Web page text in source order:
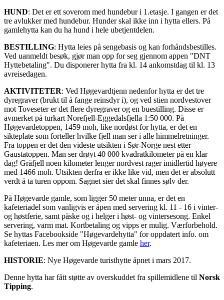
HUND: Det er ett soverom med hundebur i 1.etasje. I gangen er det
tre avlukker med hundebur. Hunder skal ikke inn i hytta ellers. På
gamlehytta kan du ha hund i hele ubetjentdelen.
BESTILLING: Hytta leies på sengebasis og kan forhåndsbestilles.
Ved uanmeldt besøk, gjør man opp for seg gjennom appen "DNT
Hyttebetaling". Du disponerer hytta fra kl. 14 ankomstdag til kl. 13
avreisedagen.
AKTIVITETER: Ved Høgevardtjenn nedenfor hytta er det tre
dyregraver (brukt til å fange reinsdyr i), og ved stien nordvestover
mot Toveseter er det flere dyregraver og en buestilling. Disse er
avmerket på turkart Norefjell-Eggedalsfjella 1:50 000. På
Høgevardetoppen, 1459 moh, like nordøst for hytta, er det en
sikteplate som forteller hvilke fjell man ser i alle himmelretninger.
Fra toppen er det den videste utsikten i Sør-Norge nest etter
Gaustatoppen. Man ser drøyt 40 000 kvadratkilometer på en klar
dag! Gråfjell noen kilometer lenger nordvest rager imidlertid høyere
med 1466 moh. Utsikten derfra er ikke like vid, men det er absolutt
verdt å ta turen oppom. Sagnet sier det skal finnes sølv der.
På Høgevarde gamle, som ligger 50 meter unna, er det en
kafeteriadel som vanligvis er åpen med servering kl. 11 - 16 i vinter-
og høstferie, samt påske og i helger i høst- og vintersesong. Enkel
servering, varm mat. Kortbetaling og vipps er mulig. Værforbehold.
Se hyttas Facebookside "Høgevardehytta" for oppdatert info. om
kafeteriaen. Les mer om Høgevarde gamle her.
HISTORIE: Nye Høgevarde turisthytte åpnet i mars 2017.
Denne hytta har fått støtte av overskuddet fra spillemidlene til Norsk
Tipping.